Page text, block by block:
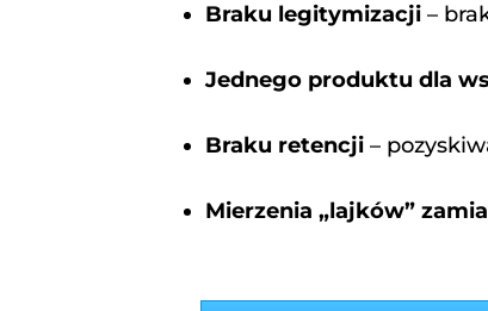
Braku legitymizacji –
Jednego produktu dla
Braku retencji –
Mierzenia „lajków”